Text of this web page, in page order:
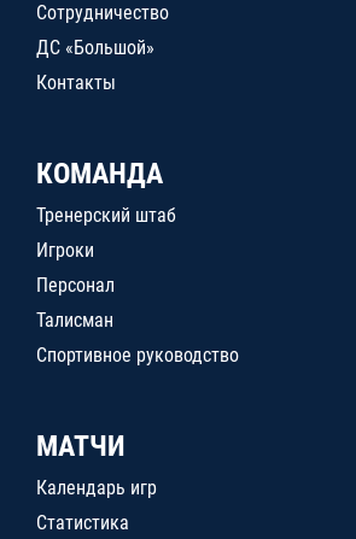
Сотрудничество
ДС «Большой»
Контакты
КОМАНДА
Тренерский штаб
Игроки
Персонал
Талисман
Спортивное руководство
МАТЧИ
Календарь игр
Статистика